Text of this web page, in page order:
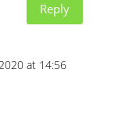
Reply
at 14:56